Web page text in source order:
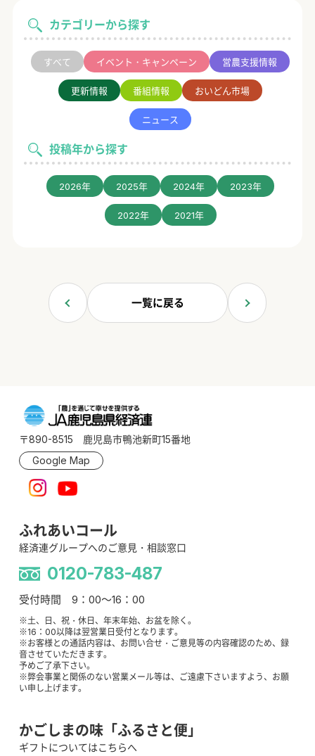
カテゴリーから探す
すべて イベント・キャンペーン 営農支援情報
更新情報 番組情報 おいどん市場
ニュース
投稿年から探す
2026年 2025年 2024年 2023年
2022年 2021年
一覧に戻る
〒890-8515 鹿児島市鴨池新町15番地
Google Map
ふれあいコール
経済連グループへのご意見・相談窓口
0120-783-487
受付時間 9：00～16：00
※土、日、祝・休日、年末年始、お盆を除く。
※16：00以降は翌営業日受付となります。
※お客様との通話内容は、お問い合せ・ご意見等の内容確認のため、録
音させていただきます。
予めご了承下さい。
※弊会事業と関係のない営業メール等は、ご遠慮下さいますよう、お願
い申し上げます。
かごしまの味「ふるさと便」
ギフトについてはこちらへ